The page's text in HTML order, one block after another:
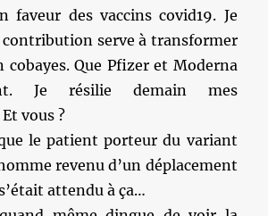
faveur des vaccins covid19. Je
contribution serve à transformer
cobayes. Que Pfizer et Moderna
Je résilie demain mes
vous ?
le patient porteur du variant
revenu d’un déplacement
attendu à ça…